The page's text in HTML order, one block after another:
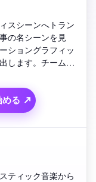
スシーンへトラン
の名シーンを見
ショングラフィッ
します。チームメ
でとう—あなたに
体的に明るく前向
める ↗
ティック音楽から